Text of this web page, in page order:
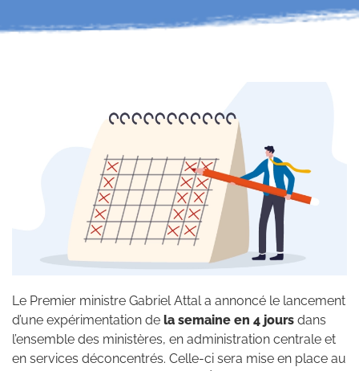
Le Premier ministre Gabriel Attal a annoncé le lancement
d’une expérimentation de la semaine en 4 jours dans
l’ensemble des ministères, en administration centrale et
en services déconcentrés. Celle-ci sera mise en place au